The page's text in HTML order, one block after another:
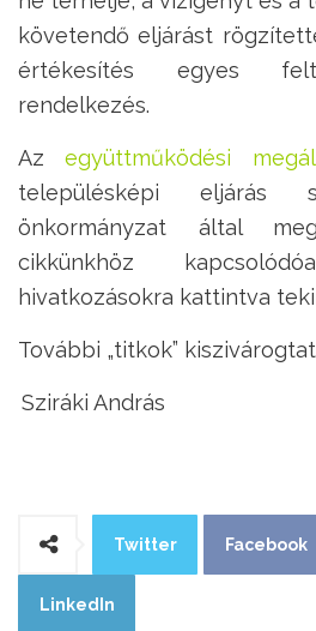
követendő eljárást
értékesítés egyes
rendelkezés.
Azegyüttműködési
településképi
önkormányzat által
cikkünkhöz
hivatkozásokra kattintva
További „titkok”
Sziráki
Twitter Facebook
LinkedIn